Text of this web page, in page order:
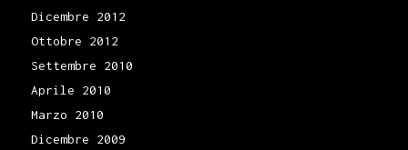
Dicembre 2012
Ottobre 2012
Settembre 2010
Aprile 2010
Marzo 2010
Dicembre 2009